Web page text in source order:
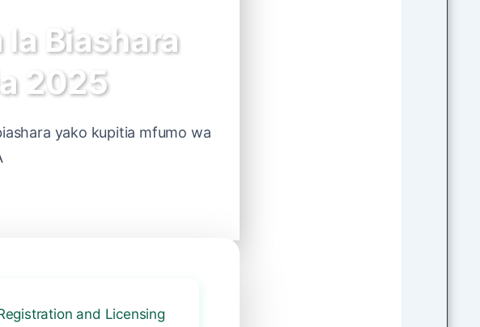
Biashara
2025
yako kupitia mfumo wa
and Licensing